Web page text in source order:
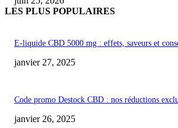
LES PLUS POPULAIRES
E-liquide CBD 5000 mg : effets, saveurs et
janvier 27, 2025
Code promo Destock CBD : nos réductions
janvier 26, 2025